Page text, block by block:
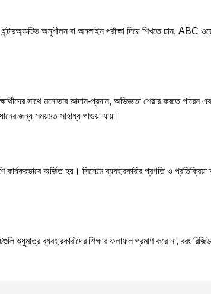
অনুশীলন বা অনলাইন পরীক্ষা দিয়ে শিখতে চান, ABC
সাথে মনোভাব আদান-প্রদান, অভিজ্ঞতা শেয়ার করতে পারেন
জন্য সময়মত সাহায্য পাওয়া যায়।
অর্জিত হয়। সিস্টেম ব্যবহারকারীর প্রগতি ও প্রতিক্রিয়া
শুধুমাত্র ব্যবহারকারীদের শিক্ষার ফলাফল প্রমাণ করে না, বরং